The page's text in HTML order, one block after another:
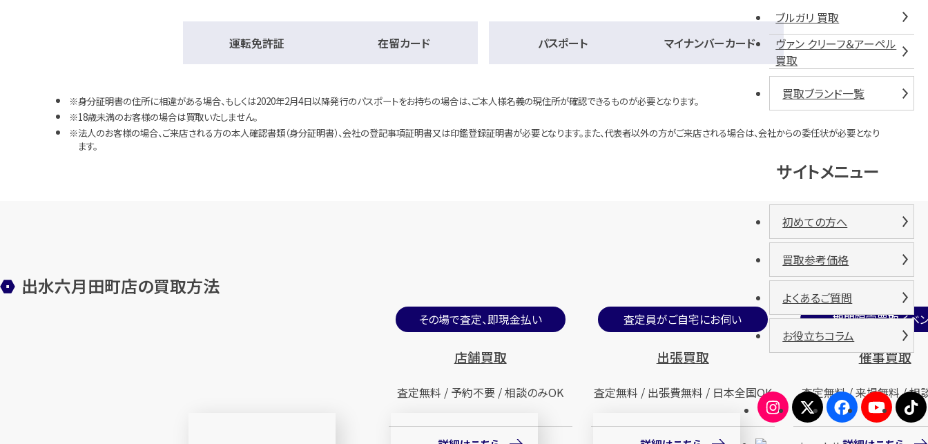
運転免許証 在留カード パスポート マイナンバーカード
身分証明書の住所に相違がある場合、もしくは2020年2月4日以降発行のパスポートをお持ちの場合は、ご本人様名義の現住所が確認できるものが必要となります。
18歳未満のお客様の場合は買取いたしません。
法人のお客様の場合、ご来店される方の本人確認書類（身分証明書）、会社の登記事項証明書又は印鑑登録証明書が必要となります。また、代表者以外の方がご来店される場合は、会社からの委任状が必要となり
ます。
出水六月田町店の買取方法
その場で査定、即現金払い
店舗買取
査定無料 / 予約不要 / 相談のみOK
査定員がご自宅にお伺い
出張買取
査定無料 / 出張費無料 / 日本全国OK
期間限定買取イベ
催事買取
査定無料 / 来場無料 / 相
ブルガリ 買取
ヴァン クリーフ＆アーペル
買取
買取ブランド一覧
サイトメニュー
初めての方へ
買取参考価格
よくあるご質問
お役立ちコラム